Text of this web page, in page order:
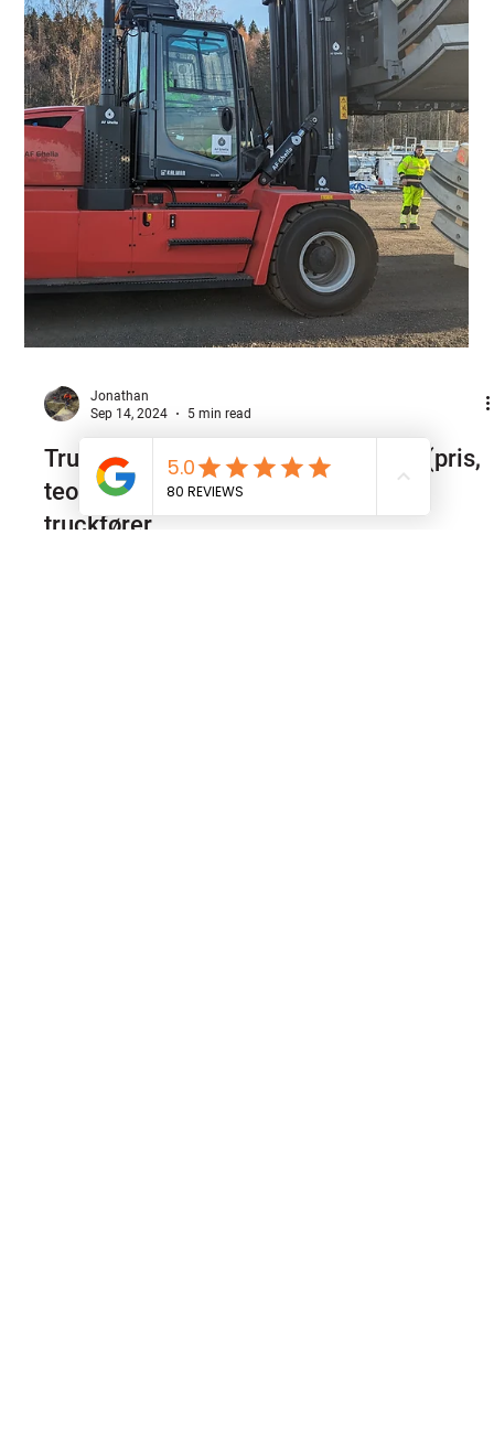
linesleipnes
Oct 24, 2024
2 min read
Truck sertifisering, ditt neste
karrieresteg?
Leter du etter en ny ferdighet som kan øke jobbmulighetene og
inntjeningspotensialet ditt? Da er truck sertifikat ett godt